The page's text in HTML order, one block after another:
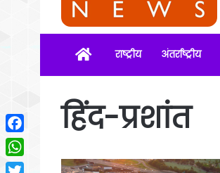
Homeराष्ट्रीय अंतर्राष्ट्रीय
हिंद-प्रशांत
Facebook
WhatsApp